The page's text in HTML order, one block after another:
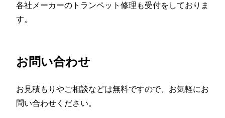
各社メーカーのトランペット修理も受付をしておりま
す。
お問い合わせ
お見積もりやご相談などは無料ですので、お気軽にお
問い合わせください。